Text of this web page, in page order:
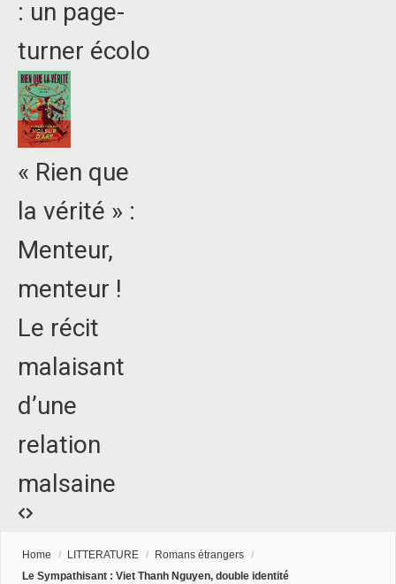
: un page-
turner écolo
« Rien que
la vérité » :
Menteur,
menteur !
Le récit
malaisant
d’une
relation
malsaine
Home / LITTERATURE / Romans étrangers /
Le Sympathisant : Viet Thanh Nguyen, double identité